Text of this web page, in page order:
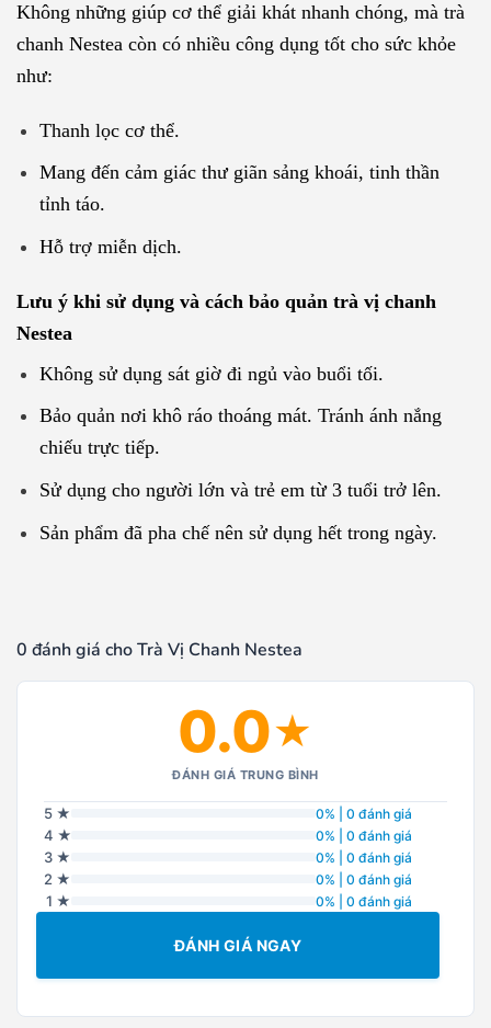
Không những giúp cơ thể giải khát nhanh chóng, mà trà
chanh Nestea còn có nhiều công dụng tốt cho sức khỏe
như:
Thanh lọc cơ thể.
Mang đến cảm giác thư giãn sảng khoái, tinh thần
tỉnh táo.
Hỗ trợ miễn dịch.
Lưu ý khi sử dụng và cách bảo quản trà vị chanh
Nestea
Không sử dụng sát giờ đi ngủ vào buổi tối.
Bảo quản nơi khô ráo thoáng mát. Tránh ánh nắng
chiếu trực tiếp.
Sử dụng cho người lớn và trẻ em từ 3 tuổi trở lên.
Sản phẩm đã pha chế nên sử dụng hết trong ngày.
0 đánh giá cho Trà Vị Chanh Nestea
0.0★
ĐÁNH GIÁ TRUNG BÌNH
5 ★ 0% | 0 đánh giá
4 ★ 0% | 0 đánh giá
3 ★ 0% | 0 đánh giá
2 ★ 0% | 0 đánh giá
1 ★ 0% | 0 đánh giá
ĐÁNH GIÁ NGAY